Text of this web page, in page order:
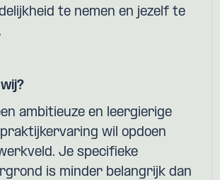
te nemen en jezelf te
ambitieuze en leergierige
wil opdoen
Je specifieke
is minder belangrijk dan